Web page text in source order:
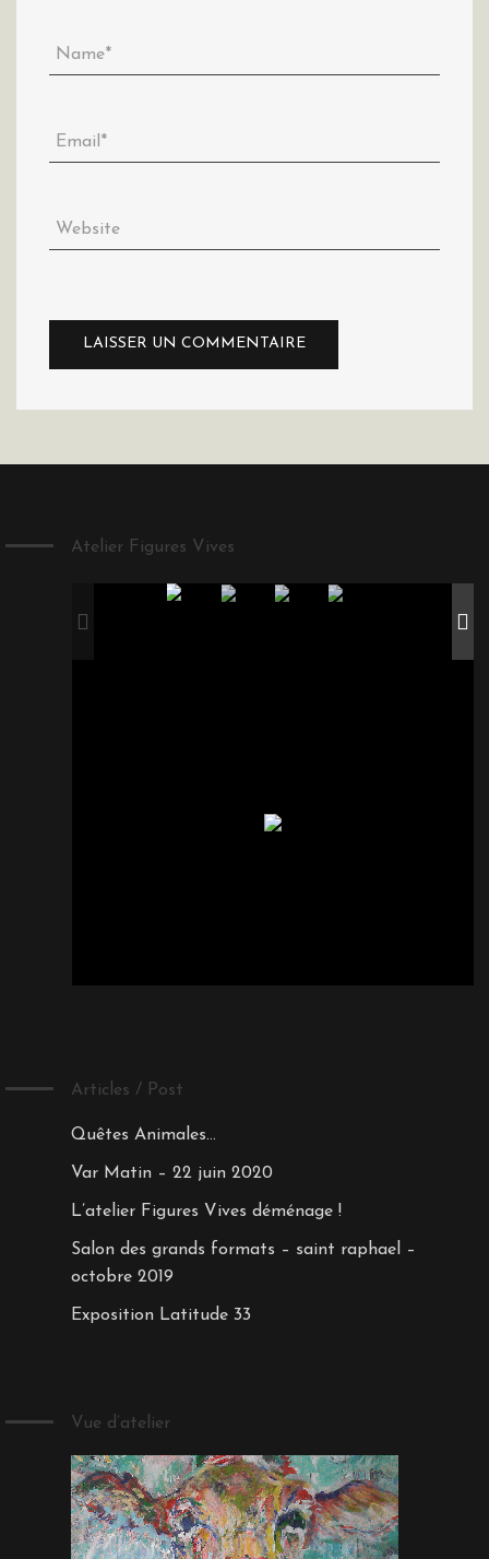
Atelier Figures Vives
Articles / Post
Quêtes Animales…
Var Matin – 22 juin 2020
L’atelier Figures Vives déménage !
Salon des grands formats – saint raphael –
octobre 2019
Exposition Latitude 33
Vue d’atelier